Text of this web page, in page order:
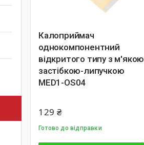
Калоприймач
однокомпонентний
відкритого типу з м'якою
застібкою-липучкою
MED1-OS04
129 ₴
Готово до відправки